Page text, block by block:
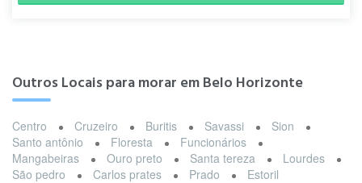
Outros Locais para morar em Belo Horizonte
Centro Cruzeiro Buritis Savassi
Sion
Santo antônio
Floresta
Funcionários
Mangabeiras
Ouro preto Santa tereza
Lourdes
São pedro
Carlos prates Prado Estoril